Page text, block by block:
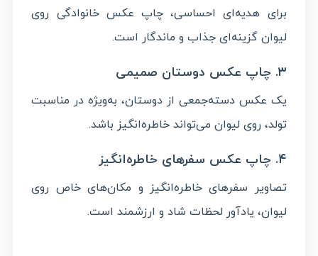
برای هدیه‌ای احساسی، چاپ عکس خانوادگی روی
لیوان گزینه‌ای جذاب و ماندگار است.
۳. چاپ عکس دوستان صمیمی
یک عکس دسته‌جمعی از دوستان، به‌ویژه در مناسبت
تولد، روی لیوان می‌تواند خاطره‌انگیز باشد.
۴. چاپ عکس سفرهای خاطره‌انگیز
تصاویر سفرهای خاطره‌انگیز و مکان‌های خاص روی
لیوان، یادآور لحظات شاد و ارزشمند است.